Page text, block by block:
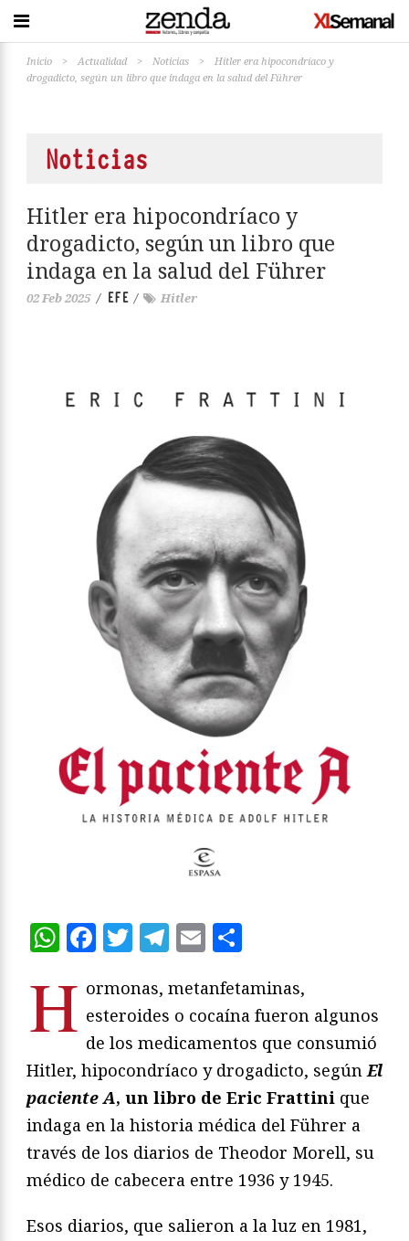
Inicio > Actualidad > Noticias >
Hitler era hipocondríaco y
drogadicto, según un libro que indaga en la salud del Führer
Noticias
Hitler era hipocondríaco y
drogadicto, según un libro que
indaga en la salud del Führer
02 Feb 2025 / EFE / Hitler
WhatsApp
Facebook
Twitter
Telegram
Email
H ormonas, metanfetaminas,
esteroides o cocaína fueron algunos
de los medicamentos que consumió
Hitler, hipocondríaco y drogadicto, segúnEl
paciente A, un libro de Eric Frattini que
indaga en la historia médica del Führer a
través de los diarios de Theodor Morell, su
médico de cabecera entre 1936 y 1945.
Esos diarios, que salieron a la luz en 1981,